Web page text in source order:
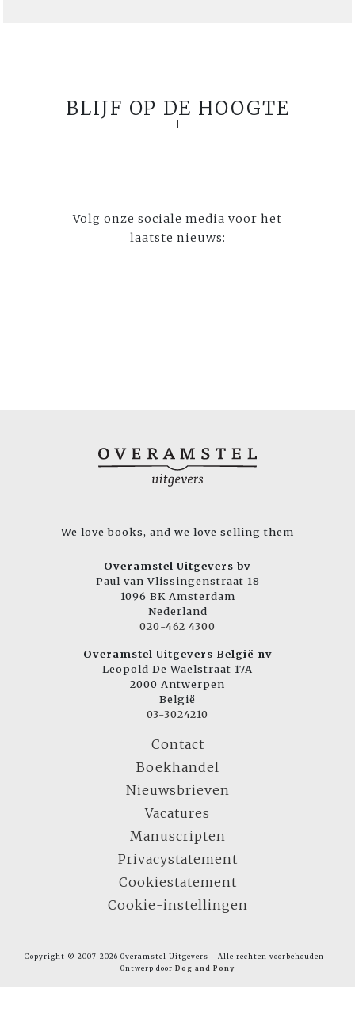
BLIJF OP DE HOOGTE
Volg onze sociale media voor het
laatste nieuws:
We love books, and we love selling them
Overamstel Uitgevers bv
Paul van Vlissingenstraat 18
1096 BK Amsterdam
Nederland
020-462 4300
Overamstel Uitgevers België nv
Leopold De Waelstraat 17A
2000 Antwerpen
België
03-3024210
Contact
Boekhandel
Nieuwsbrieven
Vacatures
Manuscripten
Privacystatement
Cookiestatement
Cookie-instellingen
Copyright © 2007-2026 Overamstel Uitgevers - Alle rechten voorbehouden -
Ontwerp door Dog and Pony